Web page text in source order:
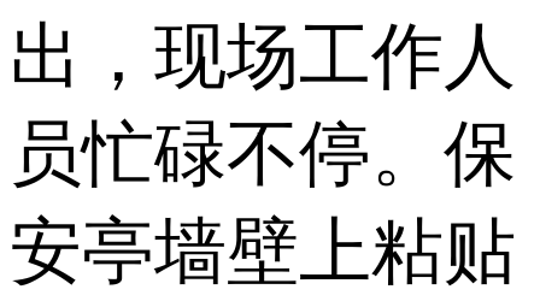
出，现场工作人
员忙碌不停。保
安亭墙壁上粘贴